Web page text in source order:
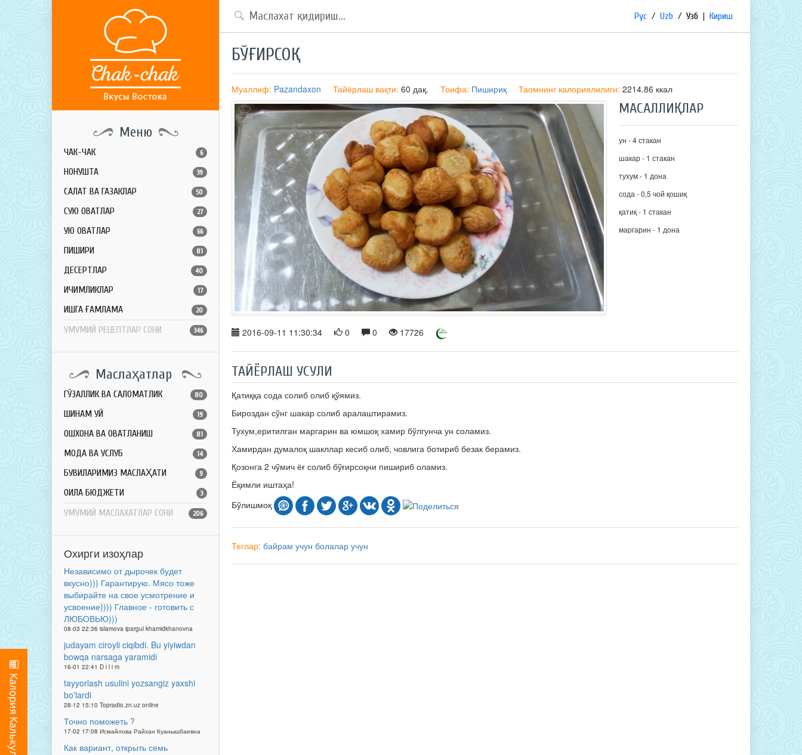
Меню
ЧАК-ЧАК 6
НОНУШТА 39
САЛАТ ВА ГАЗАКЛАР 50
СУЮҚ ОВҚАТЛАР 27
ҚУЮҚ ОВҚАТЛАР 66
ПИШИРИҚ 81
ДЕСЕРТЛАР 40
ИЧИМЛИКЛАР 17
ҚИШГА ҒАМЛАМА 20
УМУМИЙ РЕЦЕПТЛАР СОНИ 346
Маслаҳатлар
ГЎЗАЛЛИК ВА САЛОМАТЛИК 80
ШИНАМ УЙ 19
ОШХОНА ВА ОВҚАТЛАНИШ 81
МОДА ВА УСЛУБ 14
БУВИЛАРИМИЗ МАСЛАҲАТИ 9
ОИЛА БЮДЖЕТИ 3
УМУМИЙ МАСЛАХАТЛАР СОНИ 206
Охирги изоҳлар
Независимо от дырочек будет
вкусно))) Гарантирую. Мясо тоже
выбирайте на свое усмотрение и
усвоение)))) Главное - готовить с
ЛЮБОВЬЮ)))
08-03 22:36 islamova ipargul khamidkhanovna
judayam ciroyli ciqibdi. Bu yiyiwdan
bowqa narsaga yaramidi
16-01 22:41 D i l i m
tayyorlash usulini yozsangiz yaxshi
bo'lardi
28-12 15:10 Topradio.zn.uz online
Точно поможеть ?
17-02 17:08 Исмайлова Райхан Куанышбаевна
Как вариант, открыть семь
Рус / Uzb / Узб | Кириш
БЎҒИРСОҚ
Муаллиф: Pazandaxon Тайёрлаш вақти: 60 дақ. Тоифа: Пишириқ Таомнинг калориялилиги: 2214.86 ккал
2016-09-11 11:30:34 0 0 17726
МАСАЛЛИҚЛАР
ун - 4 стакан
шакар - 1 стакан
тухум - 1 дона
сода - 0,5 чой қошиқ
қатиқ - 1 стакан
маргарин - 1 дона
ТАЙЁРЛАШ УСУЛИ
Қатиққа сода солиб олиб қўямиз.
Бироздан сўнг шакар солиб аралаштирамиз.
Тухум,еритилган маргарин ва юмшоқ хамир бўлгунча ун соламиз.
Хамирдан думалоқ шакллар кесиб олиб, човлига ботириб безак берамиз.
Қозонга 2 чўмич ёғ солиб бўғирсоқни пишириб оламиз.
Ёқимли иштаҳа!
Бўлишмоқ
Теглар: байрам учун болалар учун